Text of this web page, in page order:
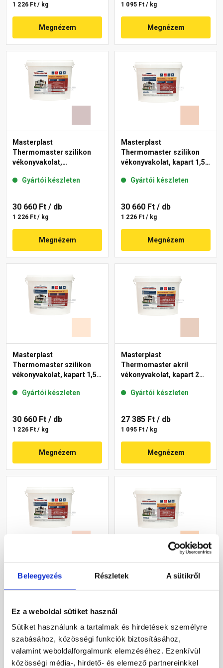
Beleegyezés Részletek A sütikről
Ez a weboldal sütiket használ
Sütiket használunk a tartalmak és hirdetések személyre
szabásához, közösségi funkciók biztosításához,
valamint weboldalforgalmunk elemzéséhez. Ezenkívül
közösségi média-, hirdető- és elemező partnereinkkel
1 226 Ft / kg
Megnézem
1 095 Ft / kg
Megnézem
Masterplast
Thermomaster szilikon
vékonyvakolat,
20-E 25 kg
Gyártói készleten
30 660 Ft / db
1 226 Ft / kg
Megnézem
Masterplast
Thermomaster szilikon
vékonyvakolat, kapart 1,5
Gyártói készleten
30 660 Ft / db
1 226 Ft / kg
Megnézem
Masterplast
Thermomaster szilikon
vékonyvakolat, kapart 1,5
Gyártói készleten
30 660 Ft / db
1 226 Ft / kg
Megnézem
Masterplast
Thermomaster akril
vékonyvakolat, kapart 2
Gyártói készleten
27 385 Ft / db
1 095 Ft / kg
Megnézem
Thermomaster szilikon
vékonyvakolat, kapart 1,5
30 660 Ft/ db
1 226 Ft / kg
Megnézem
Thermomaster akril
27 385 Ft/ db
1 095 Ft / kg
Megnézem